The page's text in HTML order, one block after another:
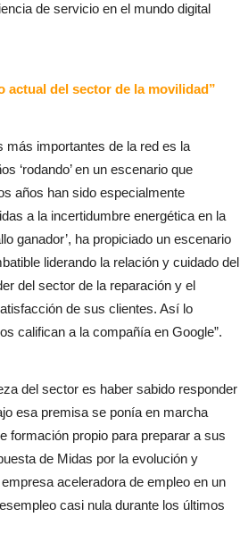
de servicio en el mundo digital
actual del sector de la movilidad”
más importantes de la red es la
‘rodando’ en un escenario que
años han sido especialmente
a la incertidumbre energética en la
ganador’, ha propiciado un escenario
liderando la relación y cuidado del
del sector de la reparación y el
de sus clientes. Así lo
califican a la compañía en Google”.
del sector es haber sabido responder
esa premisa se ponía en marcha
formación propio para preparar a sus
de Midas por la evolución y
aceleradora de empleo en un
casi nula durante los últimos